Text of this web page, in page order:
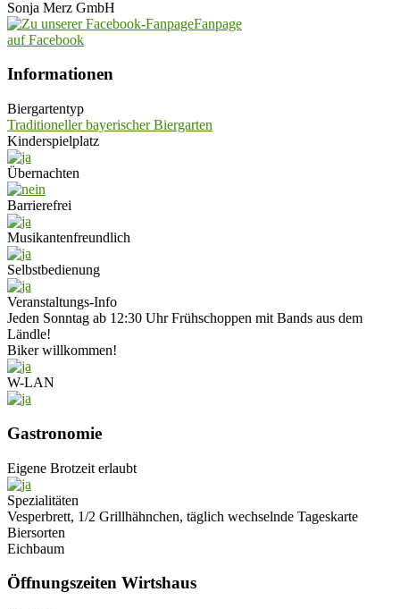
Sonja Merz GmbH
Fanpage
auf Facebook
Informationen
Biergartentyp
Traditioneller bayerischer Biergarten
Kinderspielplatz
Übernachten
Barrierefrei
Musikantenfreundlich
Selbstbedienung
Veranstaltungs-Info
Jeden Sonntag ab 12:30 Uhr Frühschoppen mit Bands aus dem
Ländle!
Biker willkommen!
W-LAN
Gastronomie
Eigene Brotzeit erlaubt
Spezialitäten
Vesperbrett, 1/2 Grillhähnchen, täglich wechselnde Tageskarte
Biersorten
Eichbaum
Öffnungszeiten Wirtshaus